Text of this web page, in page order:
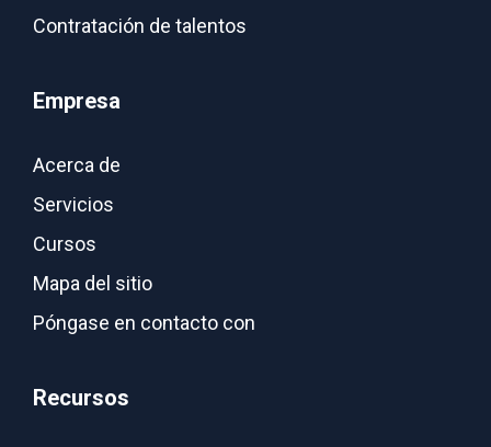
Contratación de talentos
Empresa
Acerca de
Servicios
Cursos
Mapa del sitio
Póngase en contacto con
Recursos